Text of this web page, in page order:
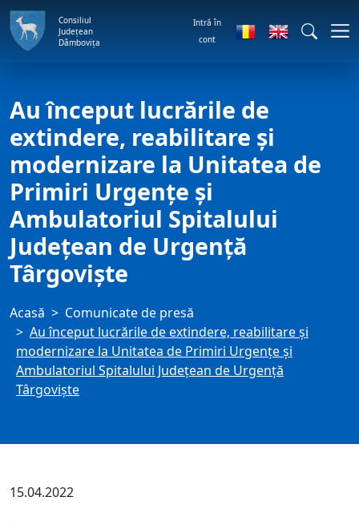
Consiliul
Județean
Dâmbovița
Intră în
cont
Au început lucrările de
extindere, reabilitare și
modernizare la Unitatea de
Primiri Urgențe și
Ambulatoriul Spitalului
Județean de Urgență
Târgoviște
Acasă
Comunicate de presă
Au început lucrările de extindere, reabilitare și
modernizare la Unitatea de Primiri Urgențe și
Ambulatoriul Spitalului Județean de Urgență
Târgoviște
15.04.2022